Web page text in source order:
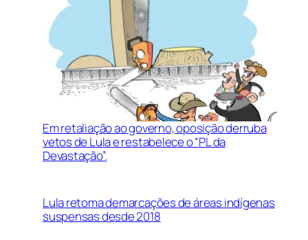
Em retaliação ao governo, oposição derruba
vetos de Lula e restabelece o “PL da
Devastação”.
Lula retoma demarcações de áreas indígenas
suspensas desde 2018